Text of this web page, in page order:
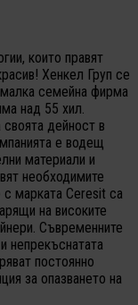
които правят
Хенкел Груп се
семейна фирма
над 55 хил.
дейност в
е водещ
материали и
необходимите
марката Ceresit са
на високите
Съвременните
непрекъснатата
постоянно
за опазването на